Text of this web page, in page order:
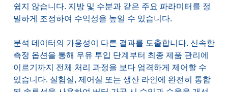
쉽지 않습니다. 지방 및 수분과 같은 주요 파라미터를 정
밀하게 조정하여 수익성을 높일 수 있습니다.
분석 데이터의 가용성이 다른 결과를 도출합니다. 신속한
측정 옵션을 통해 우유 투입 단계부터 최종 제품 관리에
이르기까지 전체 처리 과정을 보다 엄격하게 제어할 수
있습니다. 실험실, 제어실 또는 생산 라인에 완전히 통합